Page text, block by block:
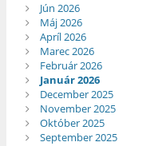
Jún 2026
Máj 2026
Apríl 2026
Marec 2026
Február 2026
Január 2026
December 2025
November 2025
Október 2025
September 2025